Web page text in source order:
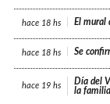
hace 18 hs El mural
hace 18 hs Se
hace 19 hs
Día del
la